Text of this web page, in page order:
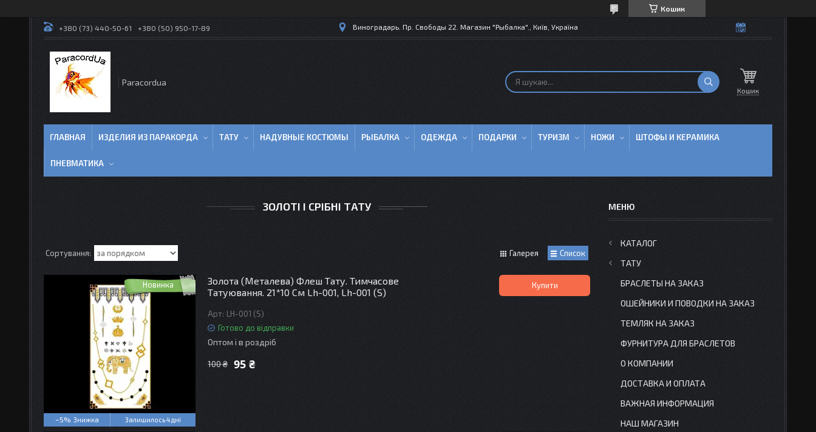
Кошик
+380 (73) 440-50-61 +380 (50) 950-17-89 Виноградарь. Пр. Свободы 22. Магазин "Рыбалка"., Київ, Україна
Paracordua
Кошик
ГЛАВНАЯ ИЗДЕЛИЯ ИЗ ПАРАКОРДА ТАТУ НАДУВНЫЕ КОСТЮМЫ РЫБАЛКА ОДЕЖДА ПОДАРКИ ТУРИЗМ НОЖИ ШТОФЫ И КЕРАМИКА
ПНЕВМАТИКА
ЗОЛОТІ І СРІБНІ ТАТУ
Галерея Список
Новинка
–5% Залишилось 4 дні
Золота (Металева) Флеш Тату. Тимчасове
Татуювання. 21*10 См Lh-001, Lh-001 (S)
LH-001 (S)
Готово до відправки
Оптом і в роздріб
100 ₴ 95 ₴
Купити
КАТАЛОГ
ТАТУ
БРАСЛЕТЫ НА ЗАКАЗ
ОШЕЙНИКИ И ПОВОДКИ НА ЗАКАЗ
ТЕМЛЯК НА ЗАКАЗ
ФУРНИТУРА ДЛЯ БРАСЛЕТОВ
О КОМПАНИИ
ДОСТАВКА И ОПЛАТА
ВАЖНАЯ ИНФОРМАЦИЯ
НАШ МАГАЗИН